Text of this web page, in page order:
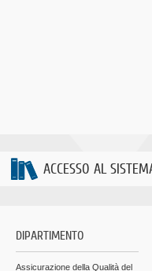
ACCESSO AL
DIPARTIMENTO
Assicurazione della Qualità del